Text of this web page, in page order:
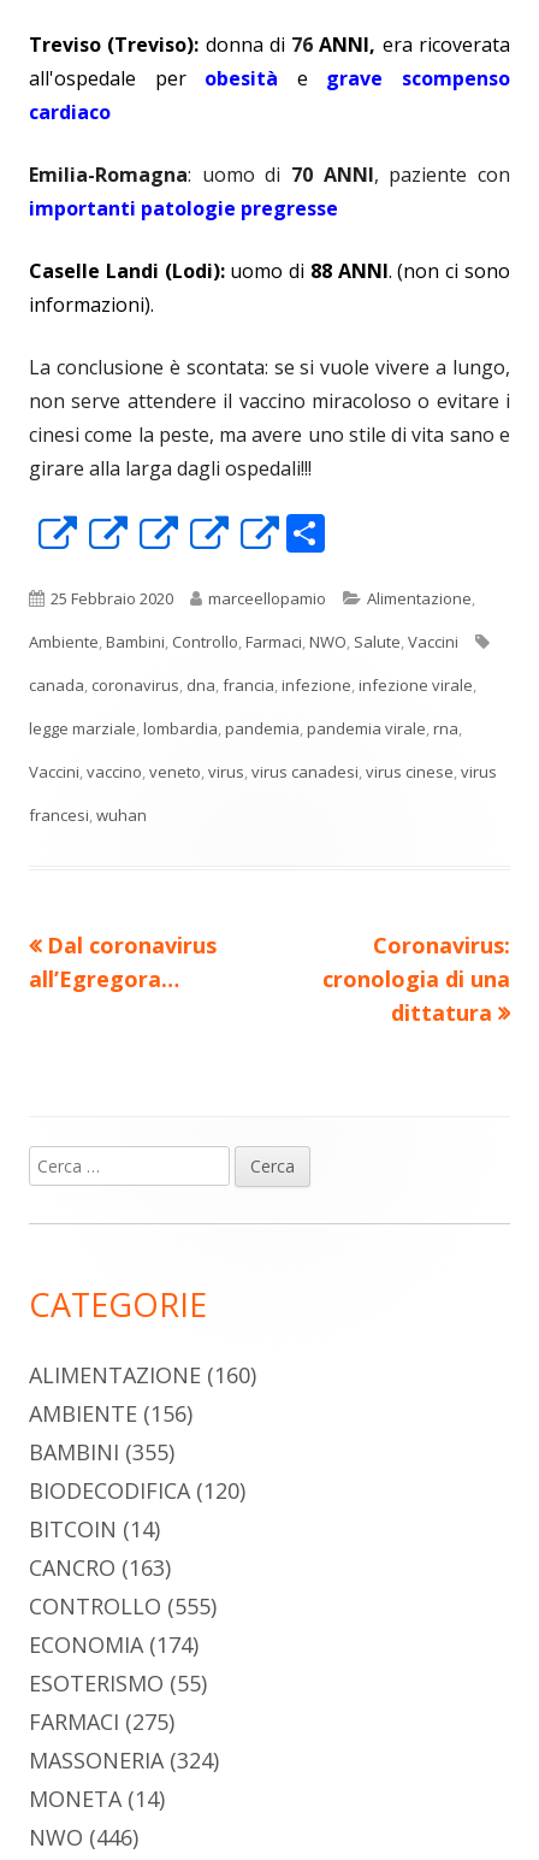
Treviso (Treviso): donna di 76ANNI, era ricoverata
all'ospedale per obesità e grave scompenso
cardiaco
Emilia-Romagna: uomo di 70 ANNI, paziente con
importanti patologie pregresse
Caselle Landi (Lodi):uomo di 88 ANNI.(non ci sono
informazioni).
La conclusione è scontata: se si vuole vivere a lungo,
non serve attendere il vaccino miracoloso o evitare i
cinesi come la peste, ma avere uno stile di vita sano e
girare alla larga dagli ospedali!!!
Apre
una
nuova
finestra
Apre
una
nuova
finestra
Apre
una
nuova
finestra
Apre
una
nuova
finestra
Apre
una
nuova
finestra
n
di
vi
di
Pubblicato
25 Febbraio 2020 Autore
marceellopamio Categorie
Alimentazione,
Ambiente,Bambini, Controllo,Farmaci,NWO, Salute,Vaccini
canada, coronavirus, dna,francia,infezione,infezione virale,
legge marziale,lombardia,pandemia,pandemia virale,rna,
Vaccini,vaccino,veneto,virus,virus canadesi,virus cinese,virus
francesi,wuhan
Navigazione
articoli
Precedente
articolo:
Dal coronavirus
all’Egregora…
Nuovo
articolo:
Coronavirus:
cronologia di una
dittatura
Barra
laterale
Ricerca
per:
CATEGORIE
ALIMENTAZIONE (160)
AMBIENTE (156)
BAMBINI (355)
BIODECODIFICA(120)
BITCOIN (14)
CANCRO (163)
CONTROLLO (555)
ECONOMIA(174)
ESOTERISMO (55)
FARMACI (275)
MASSONERIA(324)
MONETA(14)
NWO (446)